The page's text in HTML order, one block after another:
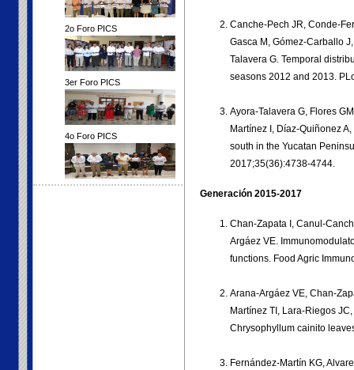
2o Foro PICS
3er Foro PICS
4o Foro PICS
Canche-Pech JR, Conde-
Gasca M, Gómez-Carballo
Talavera G. Temporal
seasons 2012 and 2013.
Ayora-Talavera G, Flores
Martínez I, Díaz-Quiñonez
south in the Yucatan
2017;35(36):4738-4744.
Generación 2015-2017
Chan-Zapata I, Canul-
Argáez VE.
functions. Food Agric
Arana-Argáez VE, Chan-
Martínez TI, Lara-Riegos
Chrysophyllum cainito
Fernández-Martín KG,